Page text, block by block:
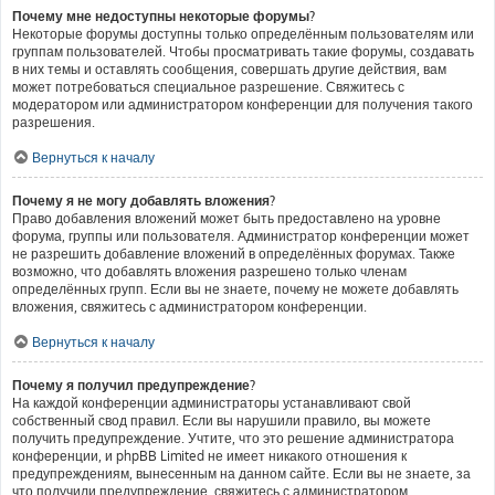
Почему мне недоступны некоторые форумы?
Некоторые форумы доступны только определённым пользователям или
группам пользователей. Чтобы просматривать такие форумы, создавать
в них темы и оставлять сообщения, совершать другие действия, вам
может потребоваться специальное разрешение. Свяжитесь с
модератором или администратором конференции для получения такого
разрешения.
Вернуться к началу
Почему я не могу добавлять вложения?
Право добавления вложений может быть предоставлено на уровне
форума, группы или пользователя. Администратор конференции может
не разрешить добавление вложений в определённых форумах. Также
возможно, что добавлять вложения разрешено только членам
определённых групп. Если вы не знаете, почему не можете добавлять
вложения, свяжитесь с администратором конференции.
Вернуться к началу
Почему я получил предупреждение?
На каждой конференции администраторы устанавливают свой
собственный свод правил. Если вы нарушили правило, вы можете
получить предупреждение. Учтите, что это решение администратора
конференции, и phpBB Limited не имеет никакого отношения к
предупреждениям, вынесенным на данном сайте. Если вы не знаете, за
что получили предупреждение, свяжитесь с администратором